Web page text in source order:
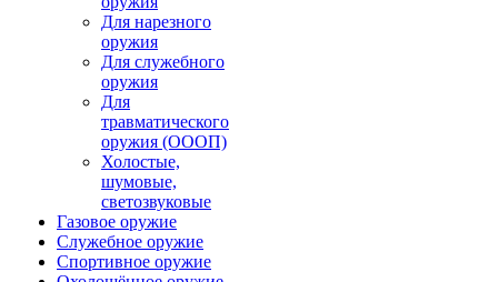
Для нарезного
оружия
Для служебного
оружия
Для
травматического
оружия (ОООП)
Холостые,
шумовые,
светозвуковые
Газовое оружие
Служебное оружие
Спортивное оружие